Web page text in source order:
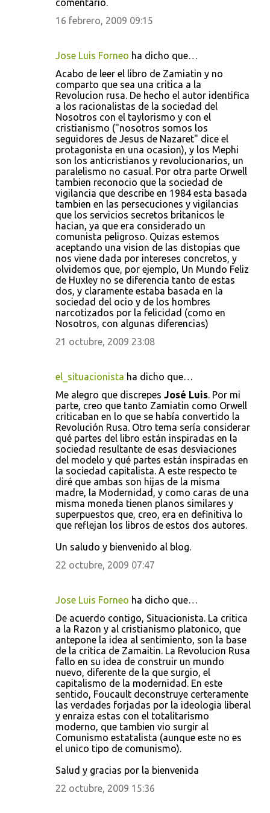
comentario.
16 febrero, 2009 09:15
Jose Luis Forneo ha dicho que…
Acabo de leer el libro de Zamiatin y no
comparto que sea una critica a la
Revolucion rusa. De hecho el autor identifica
a los racionalistas de la sociedad del
Nosotros con el taylorismo y con el
cristianismo ("nosotros somos los
seguidores de Jesus de Nazaret" dice el
protagonista en una ocasion), y los Mephi
son los anticristianos y revolucionarios, un
paralelismo no casual. Por otra parte Orwell
tambien reconocio que la sociedad de
vigilancia que describe en 1984 esta basada
tambien en las persecuciones y vigilancias
que los servicios secretos britanicos le
hacian, ya que era considerado un
comunista peligroso. Quizas estemos
aceptando una vision de las distopias que
nos viene dada por intereses concretos, y
olvidemos que, por ejemplo, Un Mundo Feliz
de Huxley no se diferencia tanto de estas
dos, y claramente estaba basada en la
sociedad del ocio y de los hombres
narcotizados por la felicidad (como en
Nosotros, con algunas diferencias)
21 octubre, 2009 23:08
el_situacionista ha dicho que…
Me alegro que discrepes José Luis. Por mi
parte, creo que tanto Zamiatin como Orwell
criticaban en lo que se había convertido la
Revolución Rusa. Otro tema sería considerar
qué partes del libro están inspiradas en la
sociedad resultante de esas desviaciones
del modelo y qué partes están inspiradas en
la sociedad capitalista. A este respecto te
diré que ambas son hijas de la misma
madre, la Modernidad, y como caras de una
misma moneda tienen planos similares y
superpuestos que, creo, era en definitiva lo
que reflejan los libros de estos dos autores.
Un saludo y bienvenido al blog.
22 octubre, 2009 07:47
Jose Luis Forneo ha dicho que…
De acuerdo contigo, Situacionista. La critica
a la Razon y al cristianismo platonico, que
antepone la idea al sentimiento, son la base
de la critica de Zamaitin. La Revolucion Rusa
fallo en su idea de construir un mundo
nuevo, diferente de la que surgio, el
capitalismo de la modernidad. En este
sentido, Foucault deconstruye certeramente
las verdades forjadas por la ideologia liberal
y enraiza estas con el totalitarismo
moderno, que tambien vio surgir al
Comunismo estatalista (aunque este no es
el unico tipo de comunismo).
Salud y gracias por la bienvenida
22 octubre, 2009 15:36